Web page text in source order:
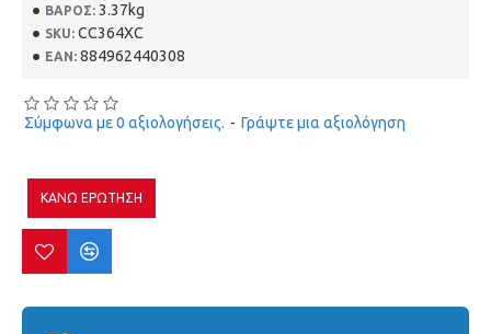
ΒΆΡΟΣ: 3.37kg
SKU: CC364XC
EAN: 884962440308
Σύμφωνα με 0 αξιολογήσεις. - Γράψτε μια αξιολόγηση
ΚΆΝΩ ΕΡΏΤΗΣΗ